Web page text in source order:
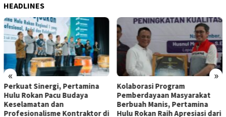
HEADLINES
« »
Perkuat Sinergi, Pertamina
Hulu Rokan Pacu Budaya
Keselamatan dan
Profesionalisme Kontraktor di
Kolaborasi Program
Pemberdayaan Masyarakat
Berbuah Manis, Pertamina
Hulu Rokan Raih Apresiasi dari